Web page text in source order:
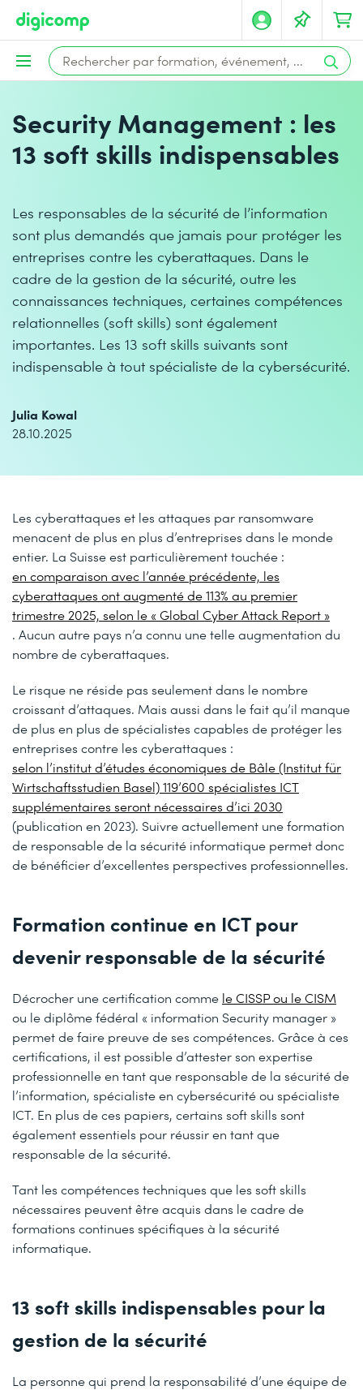
Security Management : les
13 soft skills indispensables
Les responsables de la sécurité de l’information
sont plus demandés que jamais pour protéger les
entreprises contre les cyberattaques. Dans le
cadre de la gestion de la sécurité, outre les
connaissances techniques, certaines compétences
relationnelles (soft skills) sont également
importantes. Les 13 soft skills suivants sont
indispensable à tout spécialiste de la cybersécurité.
Julia Kowal
28.10.2025
Les cyberattaques et les attaques par ransomware
menacent de plus en plus d’entreprises dans le monde
entier. La Suisse est particulièrement touchée :
en comparaison avec l’année précédente, les
cyberattaques ont augmenté de 113% au premier
trimestre 2025, selon le « Global Cyber Attack Report »
. Aucun autre pays n’a connu une telle augmentation du
nombre de cyberattaques.
Le risque ne réside pas seulement dans le nombre
croissant d’attaques. Mais aussi dans le fait qu’il manque
de plus en plus de spécialistes capables de protéger les
entreprises contre les cyberattaques :
selon l’institut d’études économiques de Bâle (Institut für
Wirtschaftsstudien Basel) 119’600 spécialistes ICT
supplémentaires seront nécessaires d’ici 2030
(publication en 2023). Suivre actuellement une formation
de responsable de la sécurité informatique permet donc
de bénéficier d’excellentes perspectives professionnelles.
Formation continue en ICT pour
devenir responsable de la sécurité
Décrocher une certification comme le CISSP ou le CISM
ou le diplôme fédéral « information Security manager »
permet de faire preuve de ses compétences. Grâce à ces
certifications, il est possible d’attester son expertise
professionnelle en tant que responsable de la sécurité de
l’information, spécialiste en cybersécurité ou spécialiste
ICT. En plus de ces papiers, certains soft skills sont
également essentiels pour réussir en tant que
responsable de la sécurité.
Tant les compétences techniques que les soft skills
nécessaires peuvent être acquis dans le cadre de
formations continues spécifiques à la sécurité
informatique.
13 soft skills indispensables pour la
gestion de la sécurité
La personne qui prend la responsabilité d’une équipe de